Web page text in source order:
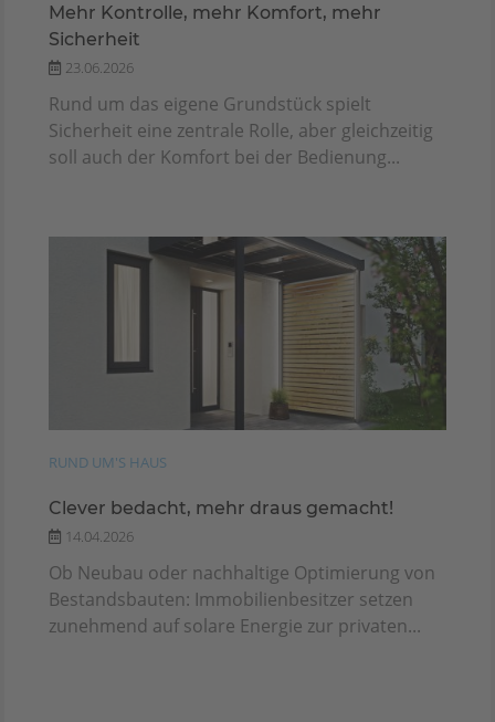
Mehr Kontrolle, mehr Komfort, mehr
Sicherheit
23.06.2026
Rund um das eigene Grundstück spielt
Sicherheit eine zentrale Rolle, aber gleichzeitig
soll auch der Komfort bei der Bedienung...
RUND UM'S HAUS
Clever bedacht, mehr draus gemacht!
14.04.2026
Ob Neubau oder nachhaltige Optimierung von
Bestandsbauten: Immobilienbesitzer setzen
zunehmend auf solare Energie zur privaten...